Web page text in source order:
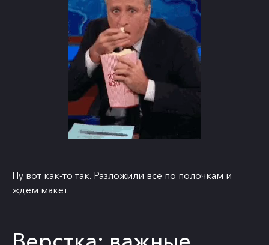
Ну вот как-то так. Разложили все по полочкам и
ждем макет.